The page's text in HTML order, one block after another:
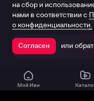
Виталий Шляппо
Продюсер
Мой Иви
на сбор и
нами в соответствии с
о конфиденциальности.
Согласен или